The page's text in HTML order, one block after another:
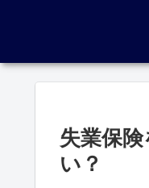
失業保
い？